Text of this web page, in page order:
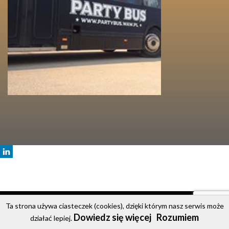
© 2020 Party Bus
Strona główna
Oferta Cennik Galeria Kontakt
Ta strona używa ciasteczek (cookies), dzięki którym nasz serwis może
działać lepiej. Dowiedz się więcej Rozumiem